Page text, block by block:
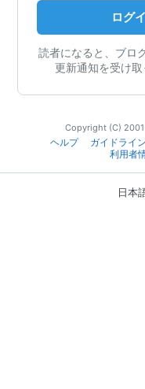
ログ
読者になると、ブロ
更新通知を受け取
Copyright (C)
ヘルプ
ガイドライン
利用者
日本